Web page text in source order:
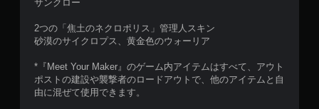
サンクロー
2つの「焦土のネクロポリス」管理人スキン
砂漠のサイクロプス、黄金色のウォーリア
*『Meet Your Maker』のゲーム内アイテムはすべて、アウト
ポストの建設や襲撃者のロードアウトで、他のアイテムと自
由に混ぜて使用できます。